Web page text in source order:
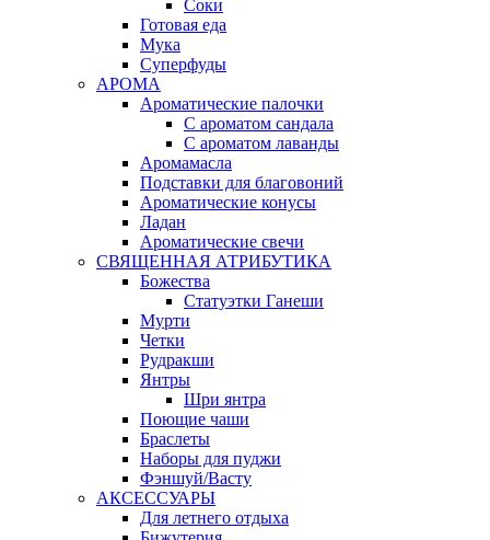
Соки
Готовая еда
Мука
Суперфуды
АРОМА
Ароматические палочки
С ароматом сандала
С ароматом лаванды
Аромамасла
Подставки для благовоний
Ароматические конусы
Ладан
Ароматические свечи
СВЯЩЕННАЯ АТРИБУТИКА
Божества
Статуэтки Ганеши
Мурти
Четки
Рудракши
Янтры
Шри янтра
Поющие чаши
Браслеты
Наборы для пуджи
Фэншуй/Васту
АКСЕССУАРЫ
Для летнего отдыха